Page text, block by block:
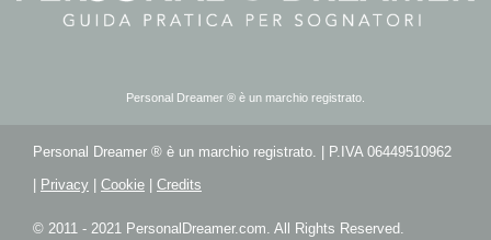
Personal Dreamer ® è un marchio registrato.
Personal Dreamer ® è un marchio registrato. | P.IVA 06449510962
Privacy Cookie Credits
© 2011 - 2021 PersonalDreamer.com. All Rights Reserved.